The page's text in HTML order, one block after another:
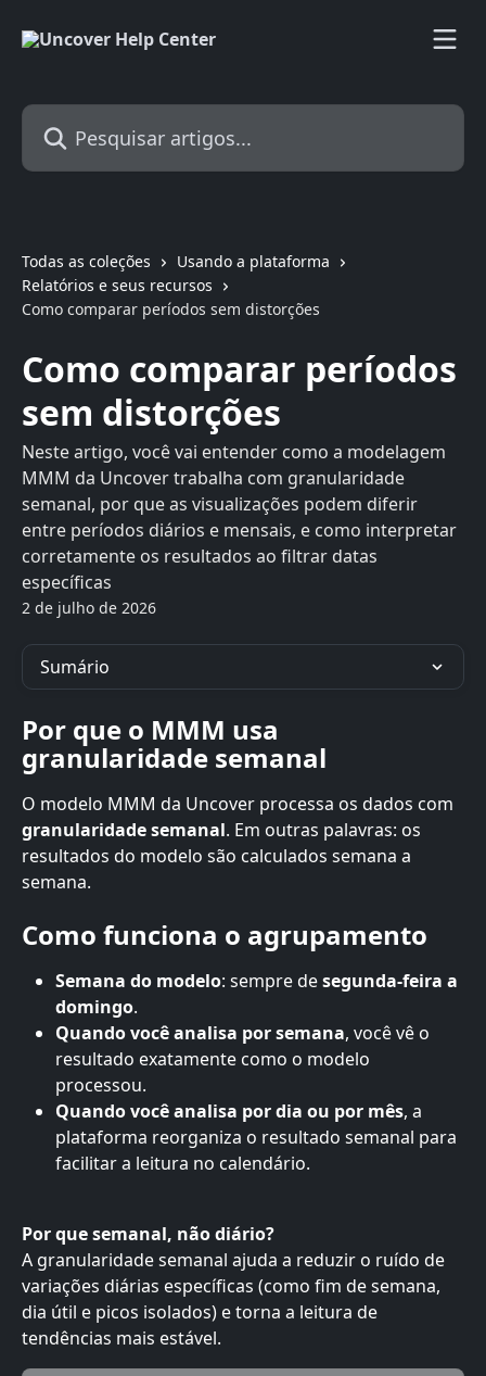
Pesquisar artigos...
Todas as coleções
Usando a plataforma
Relatórios e seus recursos
Como comparar períodos sem distorções
Como comparar períodos
sem distorções
Neste artigo, você vai entender como a modelagem
MMM da Uncover trabalha com granularidade
semanal, por que as visualizações podem diferir
entre períodos diários e mensais, e como interpretar
corretamente os resultados ao filtrar datas
específicas
2 de julho de 2026
Sumário
Por que o MMM usa
granularidade semanal
O modelo MMM da Uncover processa os dados com
granularidade semanal. Em outras palavras: os
resultados do modelo são calculados semana a
semana.
Como funciona o agrupamento
Semana do modelo: sempre de segunda-feira a
domingo.
Quando você analisa por semana, você vê o
resultado exatamente como o modelo
processou.
Quando você analisa por dia ou por mês, a
plataforma reorganiza o resultado semanal para
facilitar a leitura no calendário.
Por que semanal, não diário?
A granularidade semanal ajuda a reduzir o ruído de
variações diárias específicas (como fim de semana,
dia útil e picos isolados) e torna a leitura de
tendências mais estável.